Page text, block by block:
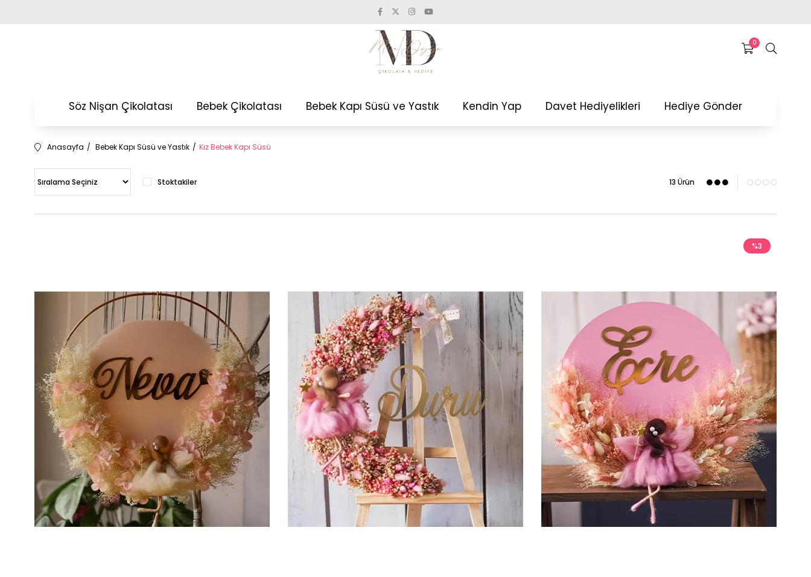
0
Söz Nişan Çikolatası Bebek Çikolatası Bebek Kapı Süsü ve Yastık Kendin Yap Davet Hediyelikleri Hediye Gönder
Anasayfa Bebek Kapı Süsü ve Yastık Kız Bebek Kapı Süsü
Stoktakiler 13 Ürün
%3